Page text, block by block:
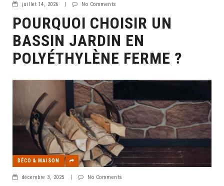
juillet 14, 2026 | No Comments
POURQUOI CHOISIR UN
BASSIN JARDIN EN
POLYÉTHYLÈNE FERME ?
DÉCO & MAISON
décembre 3, 2025 No Comments